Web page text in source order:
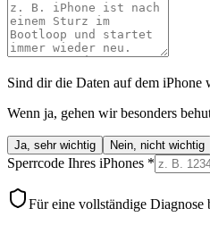
Sind dir die Daten auf dem iPhone
Wenn ja, gehen wir besonders
Ja, sehr wichtig Nein, nicht wichtig
Sperrcode Ihres iPhones *
Für eine vollständige